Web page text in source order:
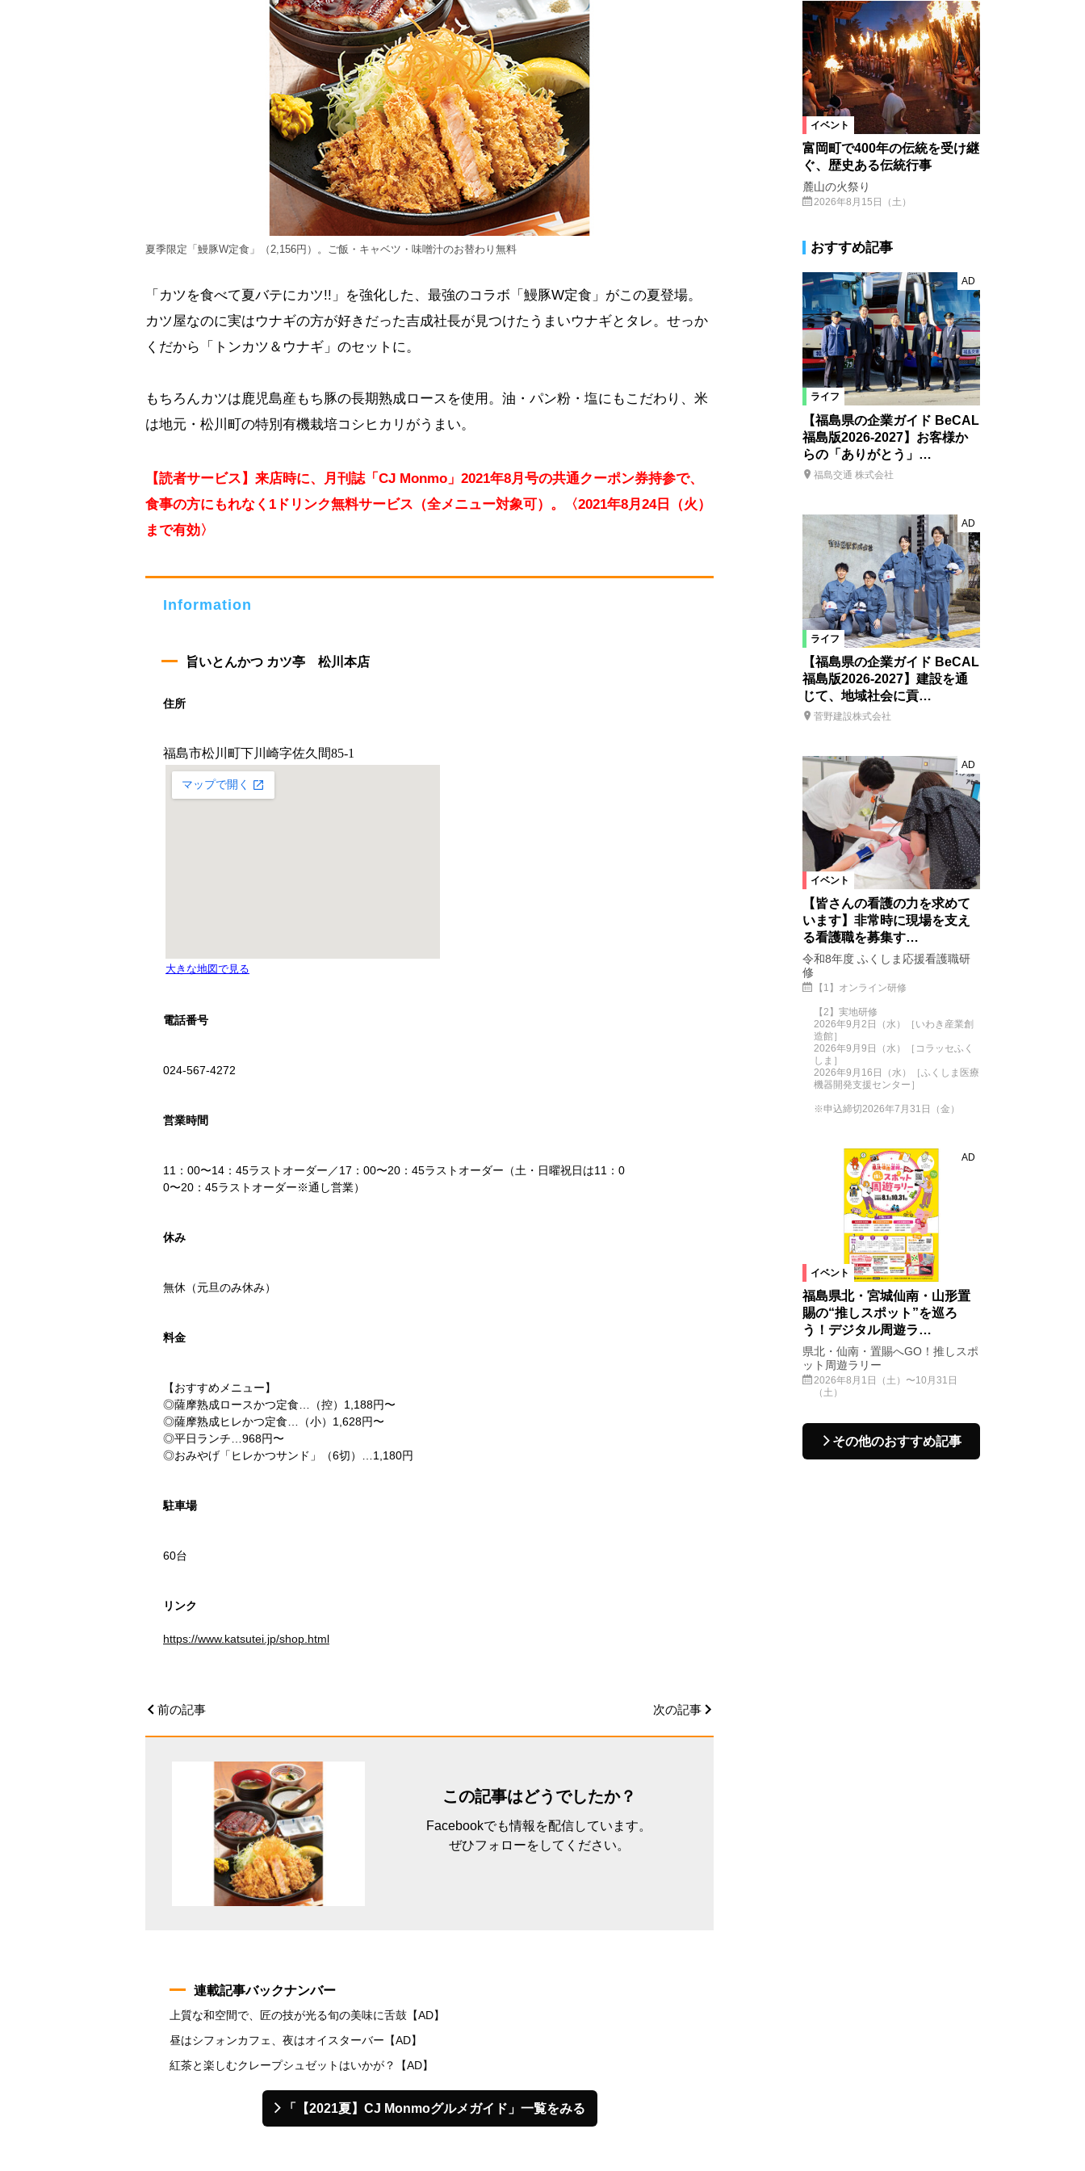
夏季限定「鰻豚W定食」（2,156円）。ご飯・キャベツ・味噌汁のお替わり無料
「カツを食べて夏バテにカツ!!」を強化した、最強のコラボ「鰻豚W定食」がこの夏登場。
カツ屋なのに実はウナギの方が好きだった吉成社長が見つけたうまいウナギとタレ。せっか
くだから「トンカツ＆ウナギ」のセットに。
もちろんカツは鹿児島産もち豚の長期熟成ロースを使用。油・パン粉・塩にもこだわり、米
は地元・松川町の特別有機栽培コシヒカリがうまい。
【読者サービス】来店時に、月刊誌「CJ Monmo」2021年8月号の共通クーポン券持参で、
食事の方にもれなく1ドリンク無料サービス（全メニュー対象可）。〈2021年8月24日（火）
まで有効〉
Information
旨いとんかつ カツ亭 松川本店
住所
電話番号
024-567-4272
営業時間
11：00〜14：45ラストオーダー／17：00〜20：45ラストオーダー（土・日曜祝日は11：0
0〜20：45ラストオーダー※通し営業）
休み
無休（元旦のみ休み）
料金
【おすすめメニュー】
◎薩摩熟成ロースかつ定食…（控）1,188円〜
◎薩摩熟成ヒレかつ定食…（小）1,628円〜
◎平日ランチ…968円〜
◎おみやげ「ヒレかつサンド」（6切）…1,180円
駐車場
60台
リンク
https://www.katsutei.jp/shop.html
前の記事 次の記事
この記事はどうでしたか？
Facebookでも情報を配信しています。
ぜひフォローをしてください。
連載記事バックナンバー
上質な和空間で、匠の技が光る旬の美味に舌鼓【AD】
昼はシフォンカフェ、夜はオイスターバー【AD】
紅茶と楽しむクレープシュゼットはいかが？【AD】
「【2021夏】CJ Monmoグルメガイド」一覧をみる
イベント
富岡町で400年の伝統を受け継
ぐ、歴史ある伝統行事
麓山の火祭り
2026年8月15日（土）
おすすめ記事
ライフ
AD
【福島県の企業ガイド BeCAL
福島版2026-2027】お客様か
らの「ありがとう」…
福島交通 株式会社
ライフ
AD
【福島県の企業ガイド BeCAL
福島版2026-2027】建設を通
じて、地域社会に貢…
菅野建設株式会社
イベント
AD
【皆さんの看護の力を求めて
います】非常時に現場を支え
る看護職を募集す…
令和8年度 ふくしま応援看護職研
修
【1】オンライン研修
【2】実地研修
2026年9月2日（水）［いわき産業創
造館］
2026年9月9日（水）［コラッセふく
しま］
2026年9月16日（水）［ふくしま医療
機器開発支援センター］
※申込締切2026年7月31日（金）
イベント
AD
福島県北・宮城仙南・山形置
賜の“推しスポット”を巡ろ
う！デジタル周遊ラ…
県北・仙南・置賜へGO！推しスポ
ット周遊ラリー
2026年8月1日（土）〜10月31日
（土）
その他のおすすめ記事